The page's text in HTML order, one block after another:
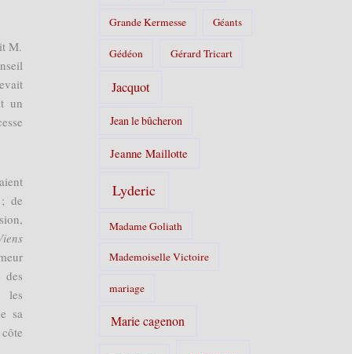
M.
un
de
des
les
sa
Grande Kermesse Géants
Gédéon Gérard Tricart
Jacquot
Jean le bûcheron
Jeanne Maillotte
Lyderic
Madame Goliath
Mademoiselle Victoire
mariage
Marie cagenon